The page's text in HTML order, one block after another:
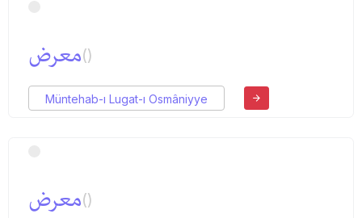
معرض()
Müntehab-ı Lugat-ı Osmâniyye
معرض()